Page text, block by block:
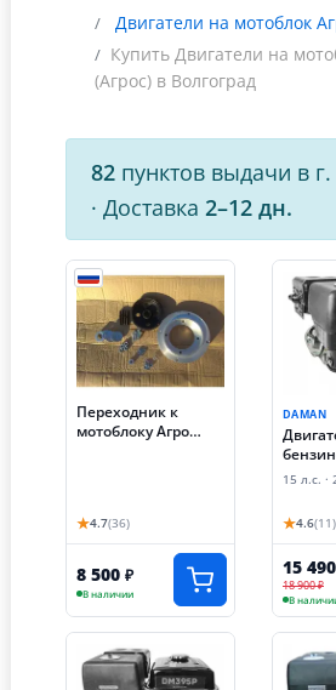
Двигатели на мотоблок
Купить Двигатели на
(Агрос) в Волгоград
82 пунктов выдачи в
· Доставка 2–12 дн.
Переходник к
мотоблоку Агро
★4.7(36)
8 500 ₽
В наличии
DAMAN
15 л.с.
★4.6(11)
15 490
18 900 ₽
В